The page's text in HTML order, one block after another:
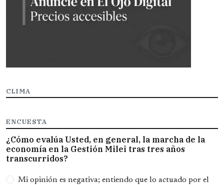
CLIMA
ENCUESTA
¿Cómo evalúa Usted, en general, la marcha de la
economía en la Gestión Milei tras tres años
transcurridos?
Opciones
Mi opinión es negativa; entiendo que lo actuado por el